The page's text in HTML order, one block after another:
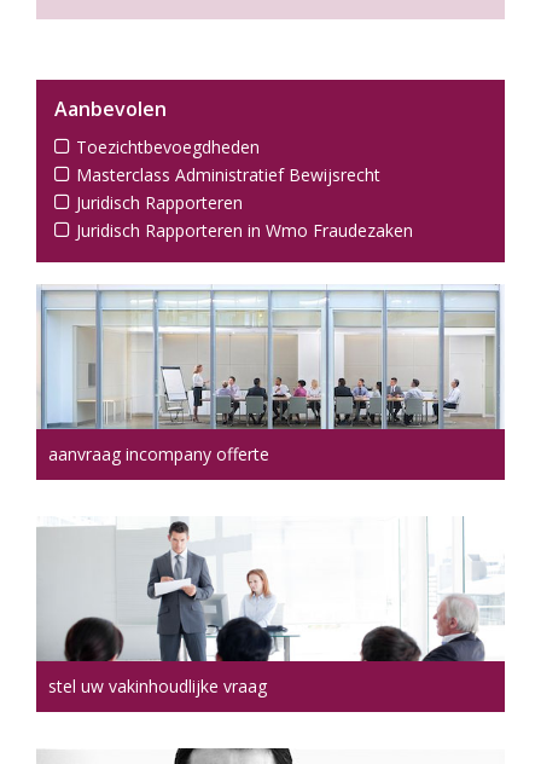
Aanbevolen
Toezichtbevoegdheden
Masterclass Administratief Bewijsrecht
Juridisch Rapporteren
Juridisch Rapporteren in Wmo Fraudezaken
aanvraag incompany offerte
stel uw vakinhoudlijke vraag